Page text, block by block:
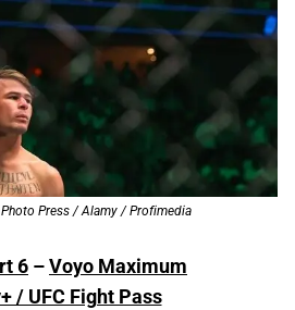
Press / Alamy / Profimedia
6 –Voyo Maximum
/ UFC Fight Pass